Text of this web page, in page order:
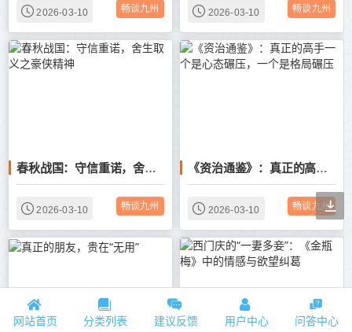
2026-03-10 畅谈九州 2026-03-10 畅谈九州
春秋战国：守信重诺，舍生取义之豪侠精神
2026-03-10 畅谈九州
《资治通鉴》：真正的高手一个是心态碾压，一个是格局碾压
2026-03-10 畅谈九州
网站首页 分类列表 建议反馈 用户中心 问答中心